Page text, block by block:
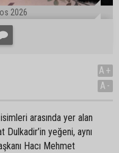
2026
A+
A-
arasında yer alan
yeğeni, aynı
Hacı Mehmet